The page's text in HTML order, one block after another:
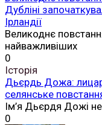
Дубліні
Ірландії
Великоднє
найважливіших
0
Історія
Дьєрдь Дожа:
селянське
Ім’я Дьєрдя Дожі
0